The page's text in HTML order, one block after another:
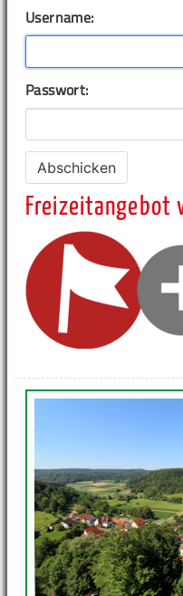
Username:
Passwort:
Freizeitangebot